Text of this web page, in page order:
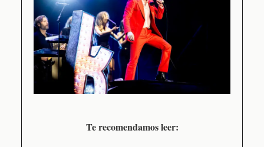
Te recomendamos leer: